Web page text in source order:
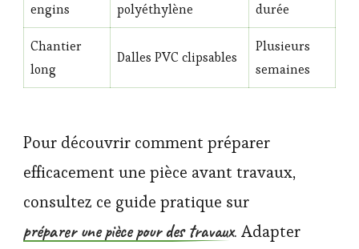
engins
polyéthylène
durée
Chantier
long
Dalles PVC clipsables
Plusieurs
semaines
Pour découvrir comment préparer
efficacement une pièce avant travaux,
consultez ce guide pratique sur
préparer une pièce pour des travaux. Adapter